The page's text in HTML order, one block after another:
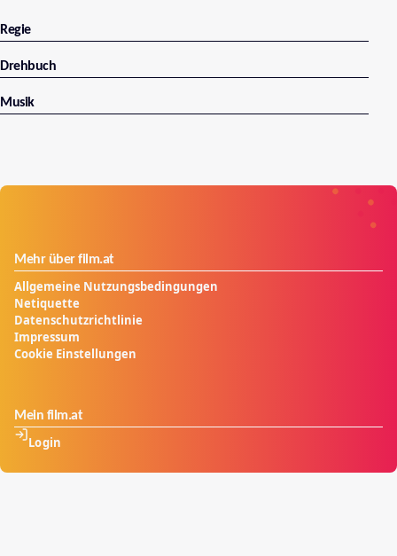
Freund.
Regie
Drehbuch
Musik
Mehr über film.at
Allgemeine Nutzungsbedingungen
Netiquette
Datenschutzrichtlinie
Impressum
Cookie Einstellungen
Mein film.at
Login